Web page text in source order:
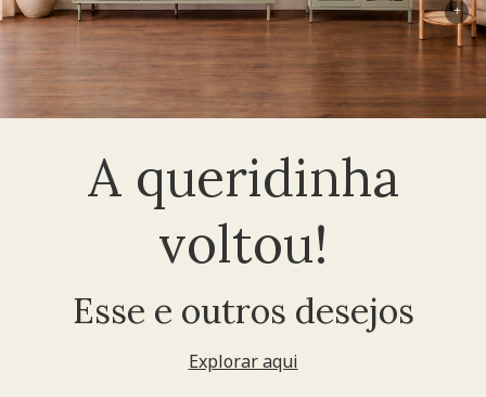
A queridinha
voltou!
Esse e outros desejos
Explorar aqui
+